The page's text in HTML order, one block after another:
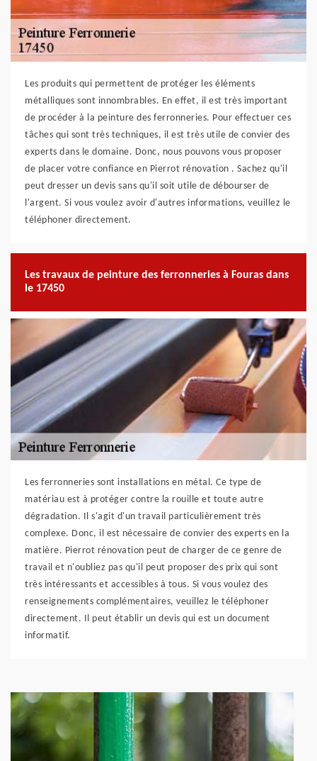
Les produits qui permettent de protéger les éléments
métalliques sont innombrables. En effet, il est très important
de procéder à la peinture des ferronneries. Pour effectuer ces
tâches qui sont très techniques, il est très utile de convier des
experts dans le domaine. Donc, nous pouvons vous proposer
de placer votre confiance en Pierrot rénovation . Sachez qu'il
peut dresser un devis sans qu'il soit utile de débourser de
l'argent. Si vous voulez avoir d'autres informations, veuillez le
téléphoner directement.
Les travaux de peinture des ferronneries à Fouras dans
le 17450
Les ferronneries sont installations en métal. Ce type de
matériau est à protéger contre la rouille et toute autre
dégradation. Il s'agit d'un travail particulièrement très
complexe. Donc, il est nécessaire de convier des experts en la
matière. Pierrot rénovation peut de charger de ce genre de
travail et n'oubliez pas qu'il peut proposer des prix qui sont
très intéressants et accessibles à tous. Si vous voulez des
renseignements complémentaires, veuillez le téléphoner
directement. Il peut établir un devis qui est un document
informatif.